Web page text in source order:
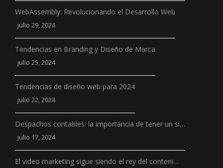
WebAssembly: Revolucionando el Desarrollo Web
julio 29, 2024
Tendencias en Branding y Diseño de Marca
julio 25, 2024
Tendencias de diseño web para 2024
julio 22, 2024
Despachos contables: la importancia de tener un si…
julio 17, 2024
El video marketing sigue siendo el rey del conteni…